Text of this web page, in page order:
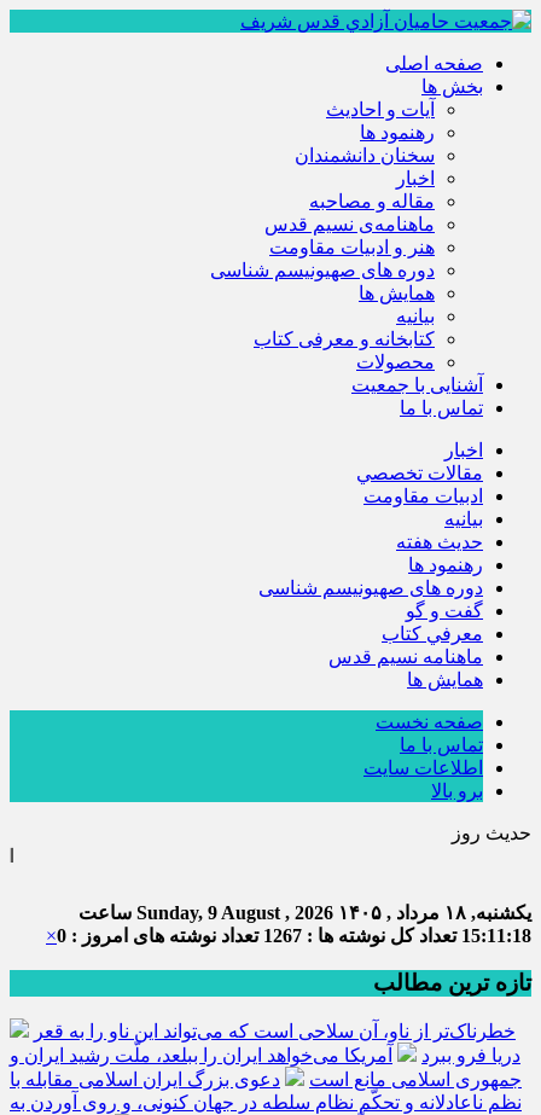
صفحه اصلی
بخش ها
آیات و احادیث
رهنمود ها
سخنان دانشمندان
اخبار
مقاله و مصاحبه
ماهنامه‌ی نسیم قدس
هنر و ادبیات مقاومت
دوره های صهیونیسم شناسی
همايش ها
بيانيه
کتابخانه و معرفی کتاب
محصولات
آشنایی با جمعیت
تماس با ما
اخبار
مقالات تخصصي
ادبيات مقاومت
بيانيه
حديث هفته
رهنمود ها
دوره های صهیونیسم شناسی
گفت و گو
معرفي كتاب
ماهنامه نسيم قدس
همايش ها
صفحه نخست
تماس با ما
اطلاعات سایت
برو بالا
حدیث روز
یکشنبه, ۱۸ مرداد , ۱۴۰۵ Sunday, 9 August , 2026 ساعت
15:11:19 تعداد کل نوشته ها : 1267 تعداد نوشته های امروز : 0 ×
تازه ترین مطالب
خطرناک‌تر از ناو، آن سلاحی است که می‌تواند این ناو را به قعر
دریا فرو ببرد
آمریکا می‌خواهد ایران را ببلعد، ملّت رشید ایران و
جمهوری اسلامی مانع است
دعوی بزرگ ایران اسلامی مقابله با
نظم ناعادلانه و تحکّم نظام سلطه در جهان کنونی، و روی آوردن به